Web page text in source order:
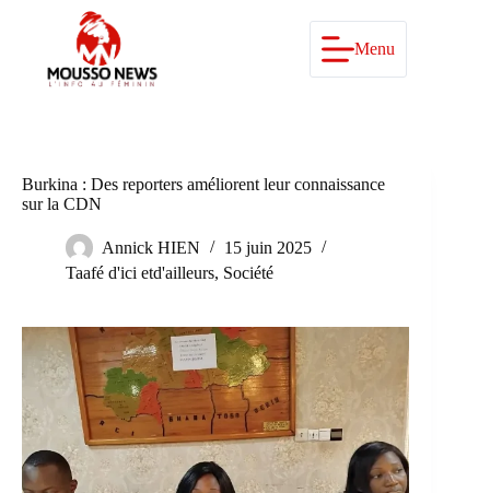
Menu
Burkina : Des reporters améliorent leur connaissance
sur la CDN
Annick HIEN
15 juin 2025
Taafé d'ici etd'ailleurs, Société